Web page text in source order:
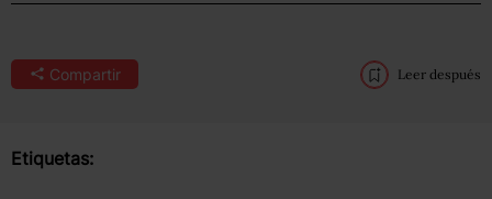
Compartir Leer después
Etiquetas: